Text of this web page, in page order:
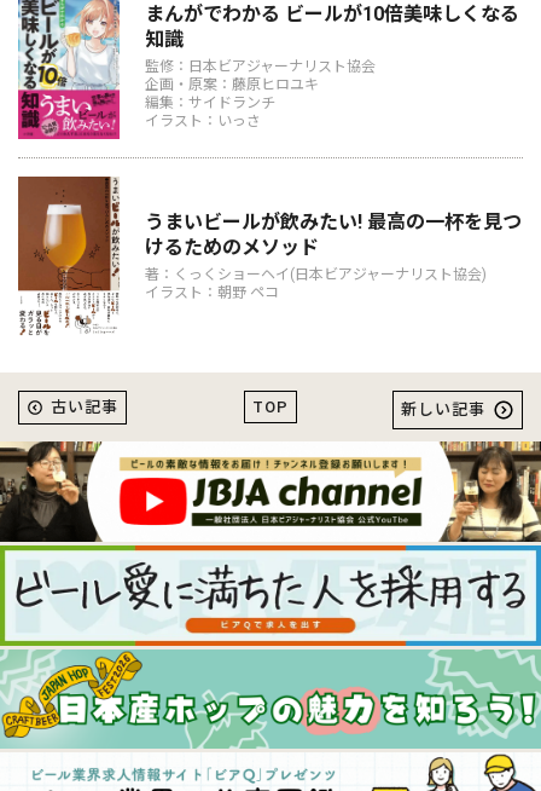
まんがでわかる ビールが10倍美味しくなる
知識
監修：日本ビアジャーナリスト協会
企画・原案：藤原ヒロユキ
編集：サイドランチ
イラスト：いっさ
うまいビールが飲みたい! 最高の一杯を見つ
けるためのメソッド
著：くっくショーヘイ(日本ビアジャーナリスト協会)
イラスト：朝野 ペコ
TOP
古い記事 新しい記事